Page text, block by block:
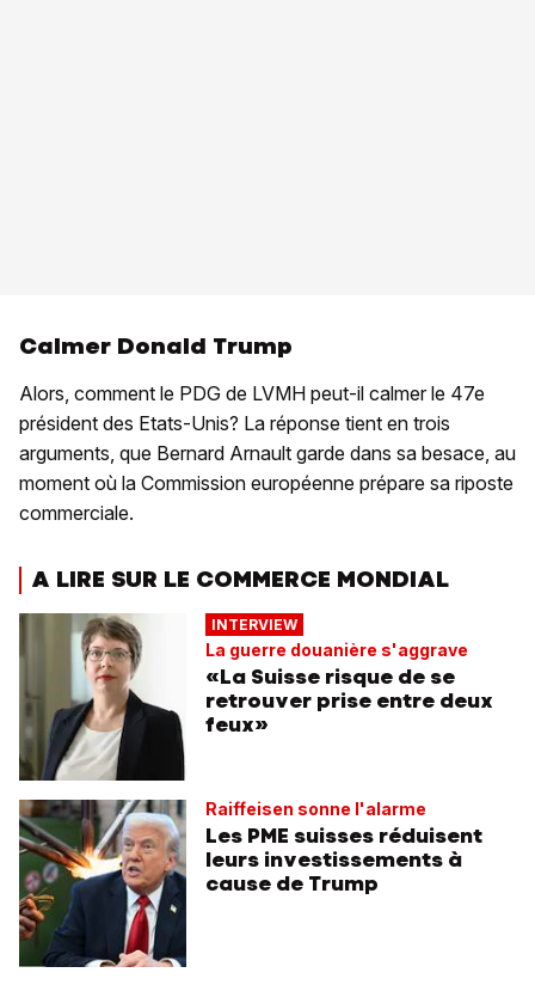
Calmer Donald Trump
Alors, comment le PDG de LVMH peut-il calmer le 47e
président des Etats-Unis? La réponse tient en trois
arguments, que Bernard Arnault garde dans sa besace, au
moment où la Commission européenne prépare sa riposte
commerciale.
A LIRE SUR LE COMMERCE MONDIAL
INTERVIEW
La guerre douanière s'aggrave
«La Suisse risque de se
retrouver prise entre deux
feux»
Raiffeisen sonne l'alarme
Les PME suisses réduisent
leurs investissements à
cause de Trump